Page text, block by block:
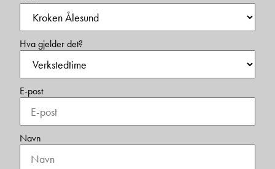
Hva gjelder det?
E-post
Navn